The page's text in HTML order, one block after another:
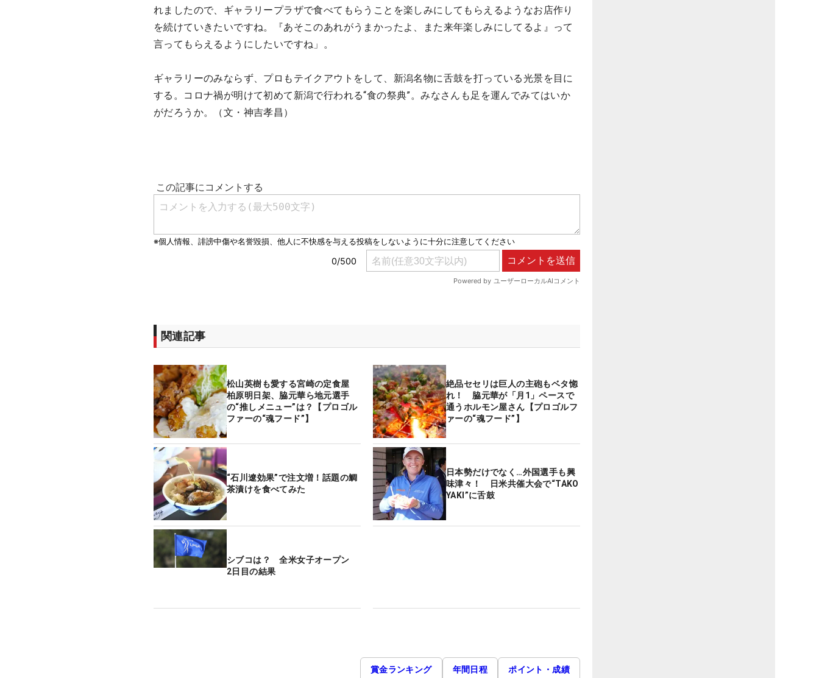
れましたので、ギャラリープラザで食べてもらうことを楽しみにしてもらえるようなお店作り
を続けていきたいですね。『あそこのあれがうまかったよ、また来年楽しみにしてるよ』って
言ってもらえるようにしたいですね」。
ギャラリーのみならず、プロもテイクアウトをして、新潟名物に舌鼓を打っている光景を目に
する。コロナ禍が明けて初めて新潟で行われる“食の祭典”。みなさんも足を運んでみてはいか
がだろうか。（文・神吉孝昌）
関連記事
松山英樹も愛する宮崎の定食屋
柏原明日架、脇元華ら地元選手
の“推しメニュー”は？【プロゴル
ファーの“魂フード”】
絶品セセリは巨人の主砲もベタ惚
れ！ 脇元華が「月1」ペースで
通うホルモン屋さん【プロゴルフ
ァーの“魂フード”】
“石川遼効果”で注文増！話題の鯛
茶漬けを食べてみた
日本勢だけでなく…外国選手も興
味津々！ 日米共催大会で“TAKO
YAKI”に舌鼓
シブコは？ 全米女子オープン
2日目の結果
賞金ランキング 年間日程 ポイント・成績